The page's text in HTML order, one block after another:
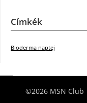
Címkék
Bioderma naptej
©2026 MSN Club